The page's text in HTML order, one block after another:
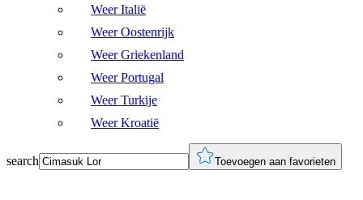
Weer Italië
Weer Oostenrijk
Weer Griekenland
Weer Portugal
Weer Turkije
Weer Kroatië
search Toevoegen aan favorieten